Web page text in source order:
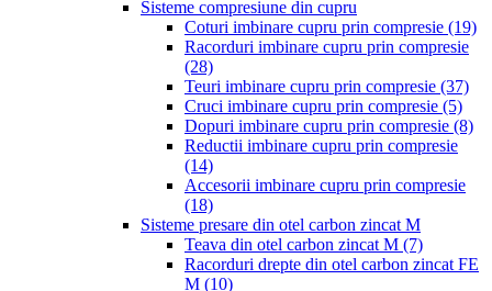
Sisteme compresiune din cupru
Coturi imbinare cupru prin compresie (19)
Racorduri imbinare cupru prin compresie
(28)
Teuri imbinare cupru prin compresie (37)
Cruci imbinare cupru prin compresie (5)
Dopuri imbinare cupru prin compresie (8)
Reductii imbinare cupru prin compresie
(14)
Accesorii imbinare cupru prin compresie
(18)
Sisteme presare din otel carbon zincat M
Teava din otel carbon zincat M (7)
Racorduri drepte din otel carbon zincat FE
M (10)